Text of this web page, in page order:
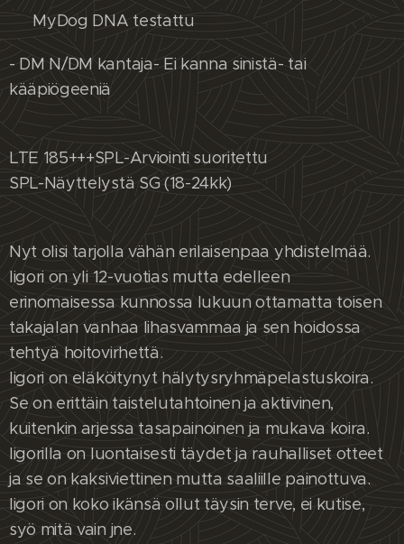
⚡️ MyDog DNA testattu
- DM N/DM kantaja- Ei kanna sinistä- tai
kääpiögeeniä
LTE 185+++SPL-Arviointi suoritettu
SPL-Näyttelystä SG (18-24kk)
Nyt olisi tarjolla vähän erilaisenpaa yhdistelmää.
Iigori on yli 12-vuotias mutta edelleen
erinomaisessa kunnossa lukuun ottamatta toisen
takajalan vanhaa lihasvammaa ja sen hoidossa
tehtyä hoitovirhettä.
Iigori on eläköitynyt hälytysryhmäpelastuskoira.
Se on erittäin taistelutahtoinen ja aktiivinen,
kuitenkin arjessa tasapainoinen ja mukava koira.
Iigorilla on luontaisesti täydet ja rauhalliset otteet
ja se on kaksiviettinen mutta saaliille painottuva.
Iigori on koko ikänsä ollut täysin terve, ei kutise,
syö mitä vain jne.